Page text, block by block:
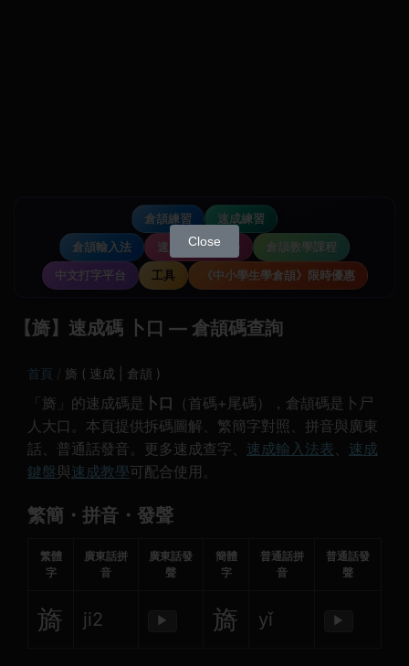
倉頡練習
速成練習
倉頡輸入法
速成輸入法教學
倉頡教學課程
中文打字平台
工具 《中小學生學倉頡》限時優惠
【旖】速成碼 卜口 — 倉頡碼查詢
首頁 旖 ( 速成 | 倉頡 )
「旖」的速成碼是 卜口 （首碼+尾碼），倉頡碼是卜尸
人大口。本頁提供拆碼圖解、繁簡字對照、拼音與廣東
話、普通話發音。更多速成查字、 速成輸入法表、 速成
鍵盤與速成教學可配合使用。
繁簡・拼音・發聲
繁體
字
廣東話拼
音
廣東話發
聲
簡體
字
普通話拼
音
普通話發
聲
旖 ji2 ▶ 旖 yǐ ▶
Close